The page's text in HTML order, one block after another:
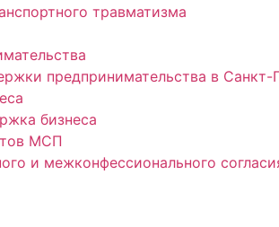
травматизма
предпринимательства в Санкт-
бизнеса
МСП
и межконфессионального